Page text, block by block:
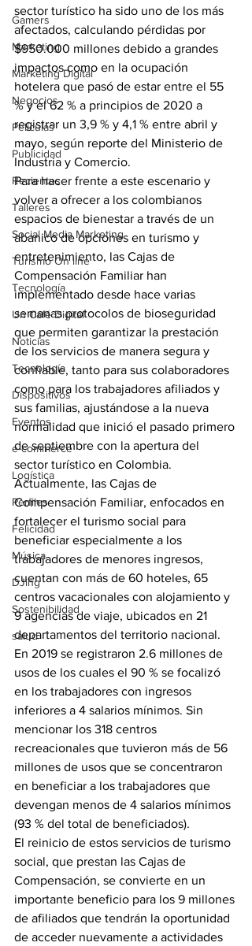
Gamers
Marketing
Marketing Digital
Negocios
Películas
Publicidad
Recientes
Talleres
Social Media Marketing
Turismo On line
Tecnología
Un Café Digital
Noticias
Tecnología
Dispositivos
Eventos
e-commerce
Logística
Perfiles
Felicidad
Música
DJing
Sostenibilidad
salud
sector turístico ha sido uno de los más
afectados, calculando pérdidas por
$950.000 millones debido a grandes
impactos como en la ocupación
hotelera que pasó de estar entre el 55
% y el 62 % a principios de 2020 a
registrar un 3,9 % y 4,1 % entre abril y
mayo, según reporte del Ministerio de
Industria y Comercio.
Para hacer frente a este escenario y
volver a ofrecer a los colombianos
espacios de bienestar a través de un
abanico de opciones en turismo y
entretenimiento, las Cajas de
Compensación Familiar han
implementado desde hace varias
semanas protocolos de bioseguridad
que permiten garantizar la prestación
de los servicios de manera segura y
confiable, tanto para sus colaboradores
como para los trabajadores afiliados y
sus familias, ajustándose a la nueva
normalidad que inició el pasado primero
de septiembre con la apertura del
sector turístico en Colombia.
Actualmente, las Cajas de
Compensación Familiar, enfocados en
fortalecer el turismo social para
beneficiar especialmente a los
trabajadores de menores ingresos,
cuentan con más de 60 hoteles, 65
centros vacacionales con alojamiento y
9 agencias de viaje, ubicados en 21
departamentos del territorio nacional.
En 2019 se registraron 2.6 millones de
usos de los cuales el 90 % se focalizó
en los trabajadores con ingresos
inferiores a 4 salarios mínimos. Sin
mencionar los 318 centros
recreacionales que tuvieron más de 56
millones de usos que se concentraron
en beneficiar a los trabajadores que
devengan menos de 4 salarios mínimos
(93 % del total de beneficiados).
El reinicio de estos servicios de turismo
social, que prestan las Cajas de
Compensación, se convierte en un
importante beneficio para los 9 millones
de afiliados que tendrán la oportunidad
de acceder nuevamente a actividades